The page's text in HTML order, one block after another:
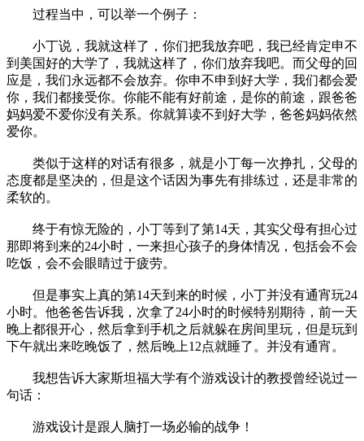
过程当中，可以举一个例子：
小丁说，我就这样了，你们把我放弃吧，我已经肯定申不
到美国好的大学了，我就这样了，你们放弃我吧。而父母的回
应是，我们永远都不会放弃。你申不申到好大学，我们都会爱
你，我们都接受你。你能不能有好前途，是你的前途，跟爸爸
妈妈爱不爱你没有关系。你就算读不到好大学，爸爸妈妈依然
爱你。
类似于这样的对话有很多，就是小丁每一次挣扎，父母的
态度都是坚决的，但是这个话因为事先有排练过，还是非常的
柔软的。
终于有惊无险的，小丁等到了第14天，其实父母有担心过
那即将到来的24小时，一来担心孩子的身体情况，包括会不会
吃饭，会不会眼睛过于疲劳。
但是事实上真的第14天到来的时候，小丁并没有通宵玩24
小时。他爸爸告诉我，次拿了24小时的时候特别期待，前一天
晚上都很开心，然后拿到手机之后就躲在房间里玩，但是玩到
下午就出来吃晚饭了，然后晚上12点就睡了。并没有通宵。
我想告诉大家斯坦福大学有个游戏设计的教授曾经说过一
句话：
游戏设计是跟人脑打一场必输的战争！